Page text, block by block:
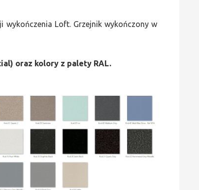
Loft. Grzejnik wykończony w
oraz kolory z palety RAL.